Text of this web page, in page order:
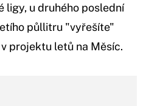
ligy, u druhého poslední
půllitru "vyřešíte"
projektu letů na Měsíc.